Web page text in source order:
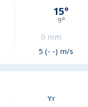
15°
9°
0 mm
5 (- -) m/s
Yr